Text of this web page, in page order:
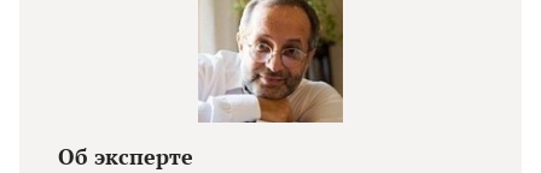
Об эксперте